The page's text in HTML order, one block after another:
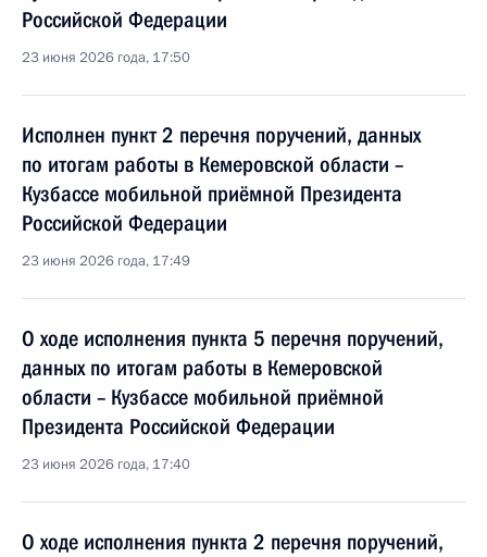
Российской Федерации
23 июня 2026 года, 17:50
Исполнен пункт 2 перечня поручений, данных
по итогам работы в Кемеровской области –
Кузбассе мобильной приёмной Президента
Российской Федерации
23 июня 2026 года, 17:49
О ходе исполнения пункта 5 перечня поручений,
данных по итогам работы в Кемеровской
области – Кузбассе мобильной приёмной
Президента Российской Федерации
23 июня 2026 года, 17:40
О ходе исполнения пункта 2 перечня поручений,